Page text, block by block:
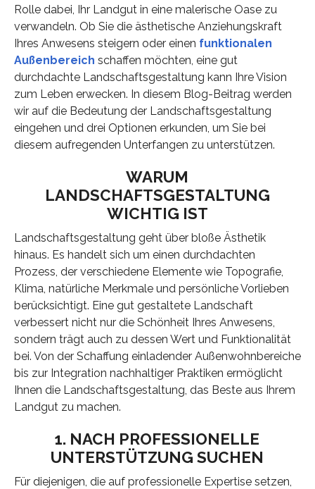
Rolle dabei, Ihr Landgut in eine malerische Oase zu
verwandeln. Ob Sie die ästhetische Anziehungskraft
Ihres Anwesens steigern oder einen funktionalen
Außenbereich schaffen möchten, eine gut
durchdachte Landschaftsgestaltung kann Ihre Vision
zum Leben erwecken. In diesem Blog-Beitrag werden
wir auf die Bedeutung der Landschaftsgestaltung
eingehen und drei Optionen erkunden, um Sie bei
diesem aufregenden Unterfangen zu unterstützen.
WARUM
LANDSCHAFTSGESTALTUNG
WICHTIG IST
Landschaftsgestaltung geht über bloße Ästhetik
hinaus. Es handelt sich um einen durchdachten
Prozess, der verschiedene Elemente wie Topografie,
Klima, natürliche Merkmale und persönliche Vorlieben
berücksichtigt. Eine gut gestaltete Landschaft
verbessert nicht nur die Schönheit Ihres Anwesens,
sondern trägt auch zu dessen Wert und Funktionalität
bei. Von der Schaffung einladender Außenwohnbereiche
bis zur Integration nachhaltiger Praktiken ermöglicht
Ihnen die Landschaftsgestaltung, das Beste aus Ihrem
Landgut zu machen.
1. NACH PROFESSIONELLE
UNTERSTÜTZUNG SUCHEN
Für diejenigen, die auf professionelle Expertise setzen,